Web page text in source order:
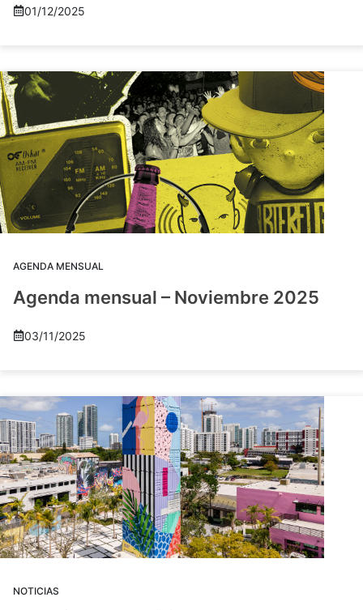
01/12/2025
AGENDA MENSUAL
Agenda mensual – Noviembre 2025
03/11/2025
NOTICIAS